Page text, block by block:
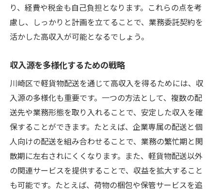
り、経費や税金も自己負担となります。これらの点を考
慮し、しっかりと計画を立てることで、業務委託契約を
活かした高収入が可能となるでしょう。
収入源を多様化するための戦略
川崎区で軽貨物配送を通じて高収入を得るためには、収
入源の多様化も重要です。一つの方法として、複数の配
送先や業務形態を取り入れることで、安定した収入を確
保することができます。たとえば、企業専属の配送と個
人向けの配送を組み合わせることで、業務の繁忙期と閑
散期に左右されにくくなります。また、軽貨物配送以外
の関連サービスを提供することで、収益を拡大すること
も可能です。たとえば、荷物の梱包や保管サービスを追